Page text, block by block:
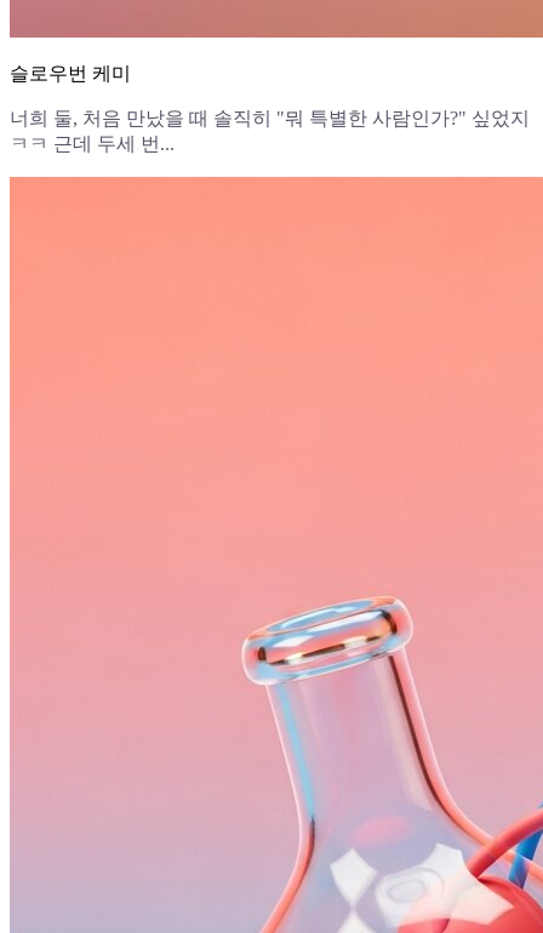
슬로우번 케미
너희 둘, 처음 만났을 때 솔직히 "뭐 특별한 사람인가?" 싶었지
ㅋㅋ 근데 두세 번...